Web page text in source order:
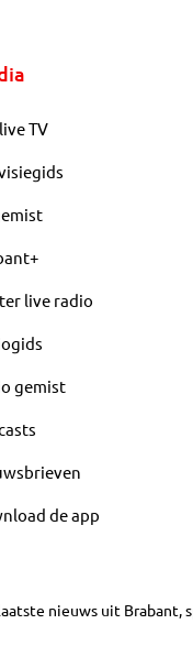
TV
live radio
gemist
de app
nieuws uit Brabant,